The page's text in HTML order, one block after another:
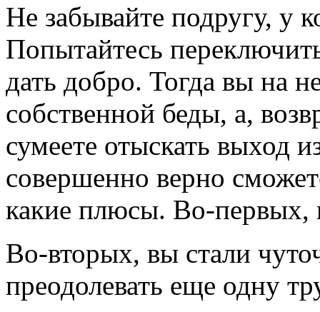
Не забывайте подругу, у
Попытайтесь
дать добро. Тогда вы на
собственной беды, а,
сумеете отыскать выход
совершенно верно
какие плюсы. Во-первых,
Во-вторых, вы стали
преодолевать еще одну